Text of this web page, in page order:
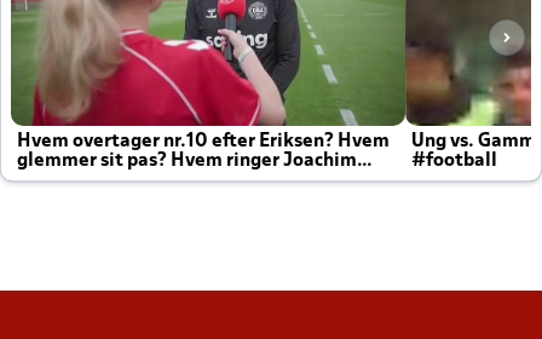
Hvem overtager nr.10 efter Eriksen? Hvem
glemmer sit pas? Hvem ringer Joachim
altid til efter kampe?
Ung vs.
#football